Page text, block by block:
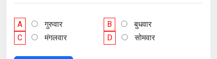
A गुरुवार B
बुधवार
C
मंगलवार D सोमवार